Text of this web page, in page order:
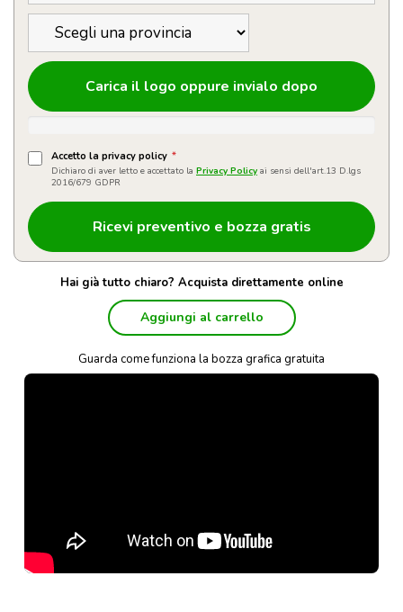
Carica il logo oppure invialo dopo
Accetto la privacy policy *
Dichiaro di aver letto e accettato la Privacy Policy ai sensi dell'art.13 D.lgs
2016/679 GDPR
Hai già tutto chiaro? Acquista direttamente online
Aggiungi al carrello
Guarda come funziona la bozza grafica gratuita